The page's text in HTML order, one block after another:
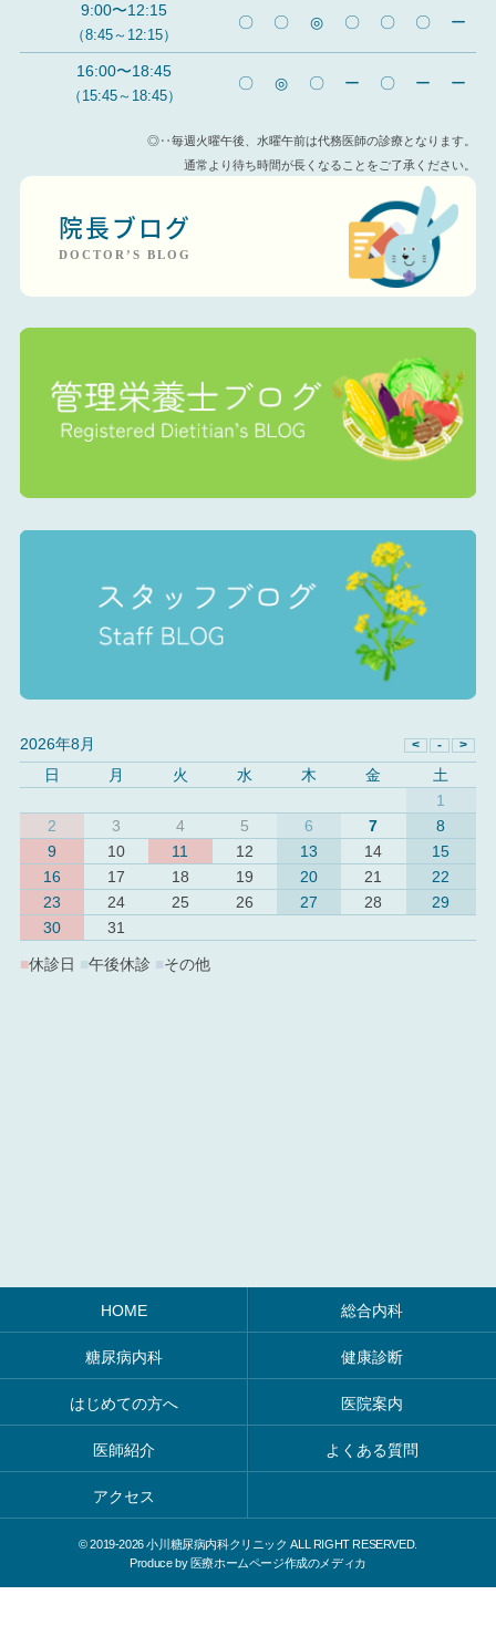
9:00〜12:15
（8:45～12:15）
〇 〇 ◎ 〇 〇 〇 ー
16:00〜18:45
（15:45～18:45）
〇 ◎ 〇 ー 〇 ー ー
◎‥毎週火曜午後、水曜午前は代務医師の診療となります。
通常より待ち時間が長くなることをご了承ください。
院長ブログ
DOCTOR’S BLOG
2026年8月
日
月 火 水 木 金
土
1
2
3 4 5 6 7
8
9
10 11 12 13 14
15
16
17 18 19 20 21
22
23
24 25 26 27 28
29
30
31
■休診日 ■午後休診 その他
HOME 総合内科
糖尿病内科 健康診断
はじめての方へ 医院案内
医師紹介 よくある質問
アクセス
© 2019-2026 小川糖尿病内科クリニック ALL RIGHT RESERVED.
Produce by医療ホームページ作成のメディカ